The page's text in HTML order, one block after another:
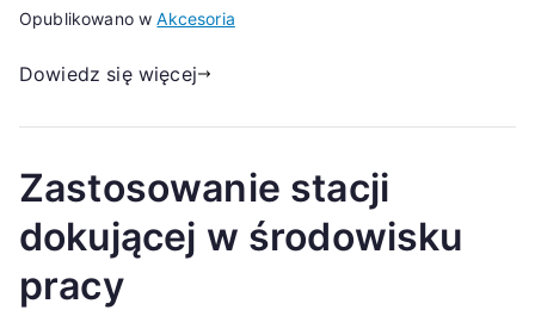
Opublikowano wAkcesoria
Dowiedz się więcej
Zastosowanie stacji
dokującej w środowisku
pracy